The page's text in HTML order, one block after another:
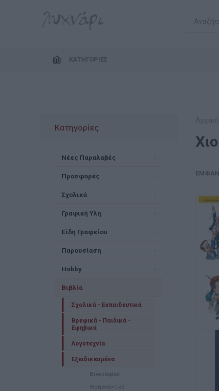
ΚΑΤΗΓΟΡΊΕΣ
Κατηγορίες
Νέες Παραλαβές
Προσφορές
Σχολικά
Γραφική Υλη
Είδη Γραφείου
Παρουσίαση
Hobby
Βιβλία
Σχολικά - Εκπαιδευτικά
Βρεφικά - Παιδικά -
Εφηβικά
Λογοτεχνία
Εξειδικευμένα
Βιογραφίες
Θρησκευτικά